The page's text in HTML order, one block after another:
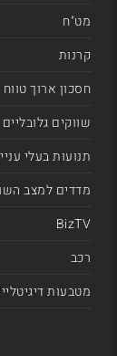
מט"ח
קרנות
חסכון ארוך טווח
שווקים גלובליים
תנועות בעלי
מדדים למצב
BizTV
רכב
מטבעות